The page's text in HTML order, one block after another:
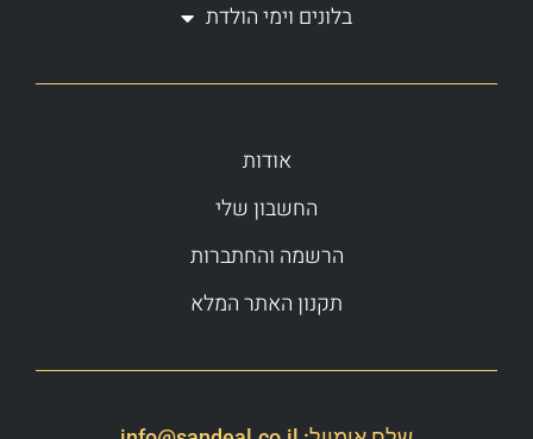
בלונים וימי הולדת
אודות
החשבון שלי
הרשמה והחתברות
תקנון האתר המלא